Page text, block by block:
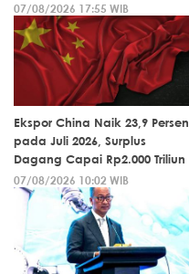
07/08/2026 17:55 WIB
Ekspor China Naik 23,9 Persen
pada Juli 2026, Surplus
Dagang Capai Rp2.000 Triliun
07/08/2026 10:02 WIB